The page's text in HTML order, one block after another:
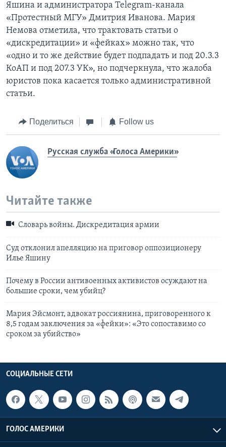
Яшина и администратора Telegram-канала
«Протестный МГУ» Дмитрия Иванова. Мария
Немова отметила, что трактовать статьи о
«дискредитации» и «фейках» можно так, что
«одно и то же действие будет подпадать и под 20.3.3
КоАП и под 207.3 УК», но подчеркнула, что жалоба
юристов пока касается только административной
статьи.
Поделиться Follow us
Русская служба «Голоса Америки»
Читайте также
Словарь войны. Дискредитация армии
Суд отклонил апелляцию на приговор оппозиционеру
Илье Яшину
Почему в России антивоенных активистов осуждают на
большие сроки, чем убийц?
Мария Эйсмонт, адвокат россиянина, приговоренного к
8,5 годам заключения за «фейки»: «Это сопоставимо со
сроком за убийство»
СОЦИАЛЬНЫЕ СЕТИ
ГОЛОС АМЕРИКИ